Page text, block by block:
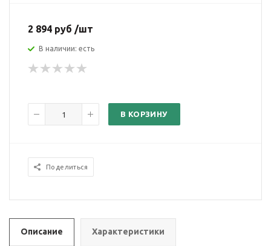
2 894 руб /шт
В наличии: есть
В КОРЗИНУ
Поделиться
Описание Характеристики